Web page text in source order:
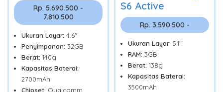
Rp. 5.690.500 -
7.810.500
Ukuran Layar: 4.6"
Penyimpanan: 32GB
Berat: 140g
Kapasitas Baterai:
2700mAh
Chipset: Qualcomm
S6 Active
Rp. 3.590.500 -
Ukuran Layar: 5.1"
RAM: 3GB
Berat: 138g
Kapasitas Baterai:
3500mAh